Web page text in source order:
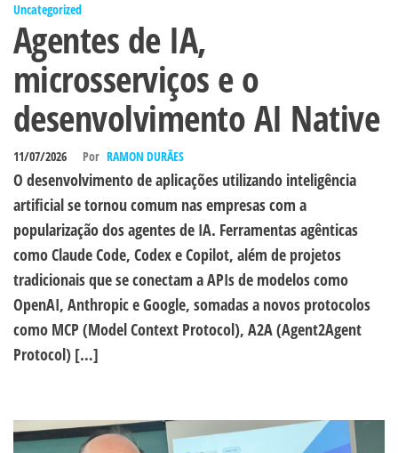
Uncategorized
Agentes de IA,
microsserviços e o
desenvolvimento AI Native
11/07/2026 Por RAMON DURÃES
O desenvolvimento de aplicações utilizando inteligência
artificial se tornou comum nas empresas com a
popularização dos agentes de IA. Ferramentas agênticas
como Claude Code, Codex e Copilot, além de projetos
tradicionais que se conectam a APIs de modelos como
OpenAI, Anthropic e Google, somadas a novos protocolos
como MCP (Model Context Protocol), A2A (Agent2Agent
Protocol) […]